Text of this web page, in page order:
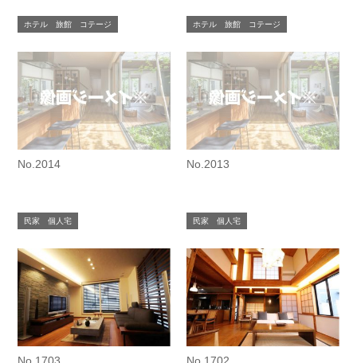
ホテル 旅館 コテージ ホテル 旅館 コテージ
No.2014
民家 個人宅
No.2013
民家 個人宅